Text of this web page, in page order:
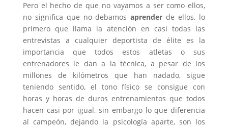
Pero el hecho de que no vayamos a ser como ellos,
no significa que no debamosaprender de ellos, lo
primero que llama la atención en casi todas las
entrevistas a cualquier deportista de élite es la
importancia que todos estos atletas o sus
entrenadores le dan a la técnica, a pesar de los
millones de kilómetros que han nadado, sigue
teniendo sentido, el tono físico se consigue con
horas y horas de duros entrenamientos que todos
hacen casi por igual, sin embargo lo que diferencia
al campeón, dejando la psicología aparte, son los